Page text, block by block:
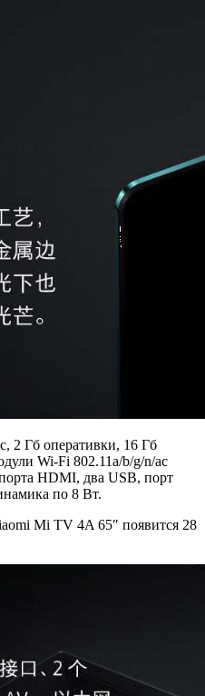
2 Гб оперативки, 16 Гб
Wi-Fi 802.11a/b/g/n/ac
HDMI, два USB, порт
по 8 Вт.
Mi TV 4A 65″ появится 28